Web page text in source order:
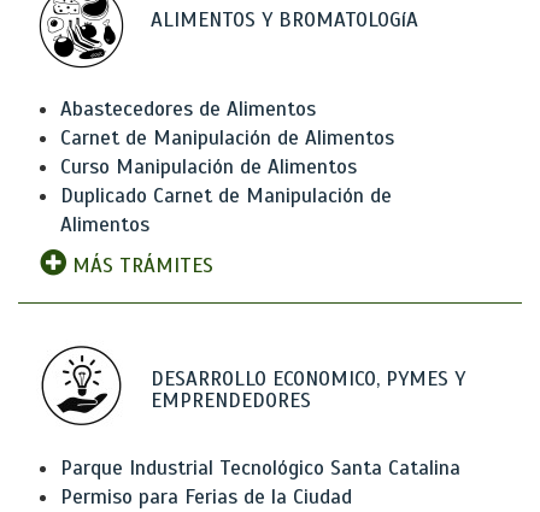
ALIMENTOS Y BROMATOLOGíA
Abastecedores de Alimentos
Carnet de Manipulación de Alimentos
Curso Manipulación de Alimentos
Duplicado Carnet de Manipulación de
Alimentos
MÁS TRÁMITES
DESARROLLO ECONOMICO, PYMES Y
EMPRENDEDORES
Parque Industrial Tecnológico Santa Catalina
Permiso para Ferias de la Ciudad